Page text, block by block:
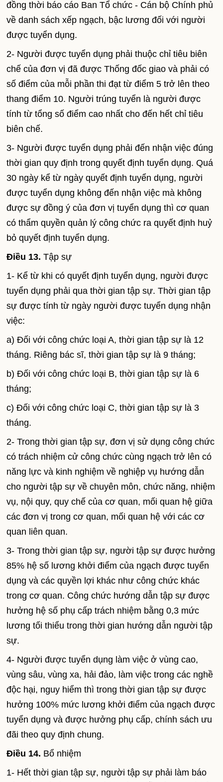
đồng thời báo cáo Ban Tổ chức - Cán bộ Chính phủ
về danh sách xếp ngạch, bậc lương đối với người
được tuyển dụng.
2- Người được tuyển dụng phải thuộc chỉ tiêu biên
chế của đơn vị đã được Thống đốc giao và phải có
số điểm của mỗi phần thi đạt từ điểm 5 trở lên theo
thang điểm 10. Người trúng tuyển là người được
tính từ tổng số điểm cao nhất cho đến hết chỉ tiêu
biên chế.
3- Người được tuyển dụng phải đến nhận việc đúng
thời gian quy định trong quyết định tuyển dụng. Quá
30 ngày kể từ ngày quyết định tuyển dụng, người
được tuyển dụng không đến nhận việc mà không
được sự đồng ý của đơn vị tuyển dụng thì cơ quan
có thẩm quyền quản lý công chức ra quyết định huỷ
bỏ quyết định tuyển dụng.
Điều 13.Tập sự
1- Kể từ khi có quyết định tuyển dụng, người được
tuyển dụng phải qua thời gian tập sự. Thời gian tập
sự được tính từ ngày người được tuyển dụng nhận
việc:
a) Đối với công chức loại A, thời gian tập sự là 12
tháng. Riêng bác sĩ, thời gian tập sự là 9 tháng;
b) Đối với công chức loại B, thời gian tập sự là 6
tháng;
c) Đối với công chức loại C, thời gian tập sự là 3
tháng.
2- Trong thời gian tập sự, đơn vị sử dụng công chức
có trách nhiệm cử công chức cùng ngạch trở lên có
năng lực và kinh nghiệm về nghiệp vụ hướng dẫn
cho người tập sự về chuyên môn, chức năng, nhiệm
vụ, nội quy, quy chế của cơ quan, mối quan hệ giữa
các đơn vị trong cơ quan, mối quan hệ với các cơ
quan liên quan.
3- Trong thời gian tập sự, người tập sự được hưởng
85% hệ số lương khởi điểm của ngạch được tuyển
dụng và các quyền lợi khác như công chức khác
trong cơ quan. Công chức hướng dẫn tập sự được
hưởng hệ số phụ cấp trách nhiệm bằng 0,3 mức
lương tối thiểu trong thời gian hướng dẫn người tập
sự.
4- Người được tuyển dụng làm việc ở vùng cao,
vùng sâu, vùng xa, hải đảo, làm việc trong các nghề
độc hại, nguy hiểm thì trong thời gian tập sự được
hưởng 100% mức lương khởi điểm của ngạch được
tuyển dụng và được hưởng phụ cấp, chính sách ưu
đãi theo quy định chung.
Điều 14. Bổ nhiệm
1- Hết thời gian tập sự, người tập sự phải làm báo